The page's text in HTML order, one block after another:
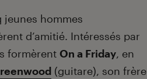
jeunes hommes
d’amitié. Intéressés par
formèrent On a Friday, en
(guitare), son frère